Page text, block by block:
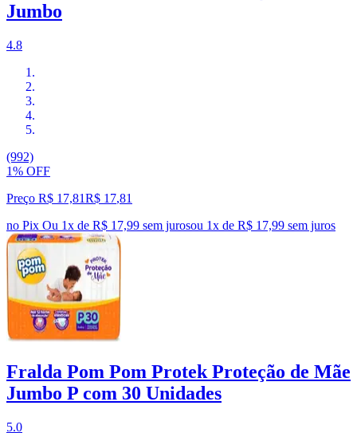
Jumbo
4.8
(992)
1% OFF
Preço R$ 17,81R$ 17,81
no Pix Ou 1x de R$ 17,99 sem jurosou 1x de R$ 17,99 sem juros
Fralda Pom Pom Protek Proteção de Mãe
Jumbo P com 30 Unidades
5.0